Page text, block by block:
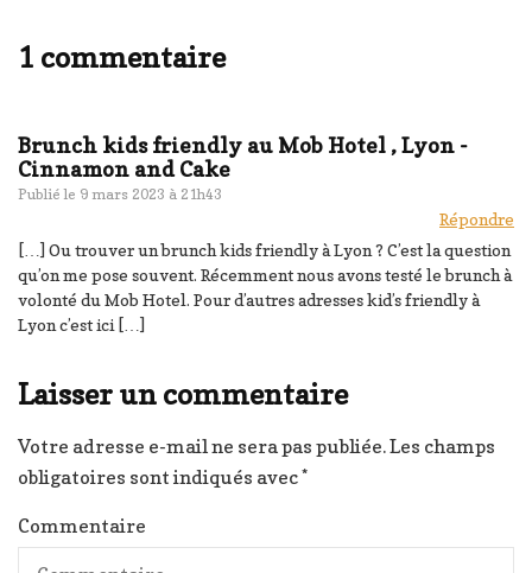
1 commentaire
Brunch kids friendly au Mob Hotel , Lyon -
Cinnamon and Cake
Publié le 9 mars 2023 à 21h43
Répondre
[…] Ou trouver un brunch kids friendly à Lyon ? C’est la question
qu’on me pose souvent. Récemment nous avons testé le brunch à
volonté du Mob Hotel. Pour d’autres adresses kid’s friendly à
Lyon c’est ici […]
Laisser un commentaire
Votre adresse e-mail ne sera pas publiée.Les champs
obligatoires sont indiqués avec*
Commentaire